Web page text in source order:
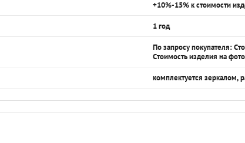
+10%-15% к стоимости
1 год
По запросу покупателя:
Стоимость изделия на
комплектуется зеркалом,